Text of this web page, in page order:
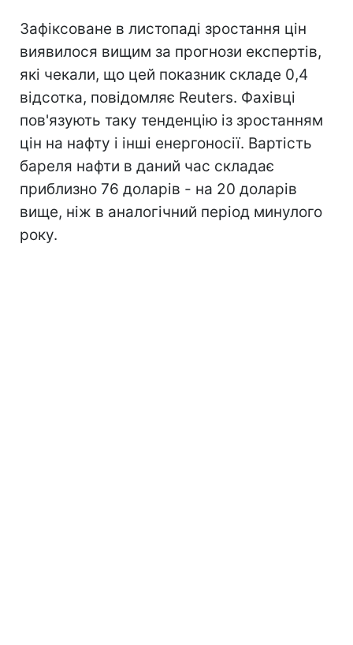
Зафіксоване в листопаді зростання цін
виявилося вищим за прогнози експертів,
які чекали, що цей показник складе 0,4
відсотка, повідомляє Reuters. Фахівці
пов'язують таку тенденцію із зростанням
цін на нафту і інші енергоносії. Вартість
бареля нафти в даний час складає
приблизно 76 доларів - на 20 доларів
вище, ніж в аналогічний період минулого
року.